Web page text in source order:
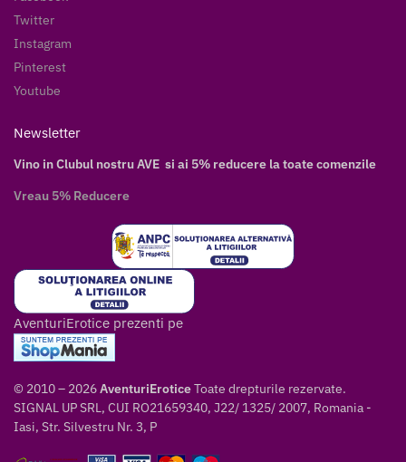
Twitter
Instagram
Pinterest
Youtube
Newsletter
Vino in Clubul nostru AVE si ai 5% reducere la toate comenzile
Vreau 5% Reducere
AventuriErotice prezenti pe
© 2010 – 2026AventuriEroticeToate drepturile rezervate.
SIGNAL UP SRL, CUI RO21659340, J22/ 1325/ 2007, Romania -
Iasi, Str. Silvestru Nr. 3, P